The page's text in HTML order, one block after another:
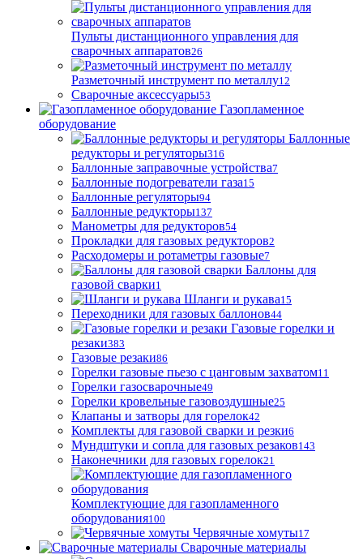
Пульты дистанционного управления для
сварочных аппаратов26
Разметочный инструмент по металлу12
Сварочные аксессуары53
Газопламенное
оборудование
Баллонные
редукторы и регуляторы316
Баллонные заправочные устройства7
Баллонные подогреватели газа15
Баллонные регуляторы94
Баллонные редукторы137
Манометры для редукторов54
Прокладки для газовых редукторов2
Расходомеры и ротаметры газовые7
Баллоны для
газовой сварки1
Шланги и рукава15
Переходники для газовых баллонов44
Газовые горелки и
резаки383
Газовые резаки86
Горелки газовые пьезо с цанговым захватом11
Горелки газосварочные49
Горелки кровельные газовоздушные25
Клапаны и затворы для горелок42
Комплекты для газовой сварки и резки6
Мундштуки и сопла для газовых резаков143
Наконечники для газовых горелок21
Комплектующие для газопламенного
оборудования100
Червячные хомуты17
Сварочные материалы